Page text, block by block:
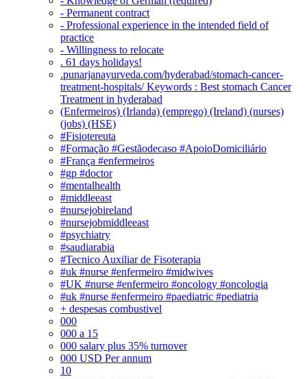
- Permanent contract
- Professional experience in the intended field of
practice
- Willingness to relocate
. 61 days holidays!
.punarjanayurveda.com/hyderabad/stomach-cancer-
treatment-hospitals/ Keywords : Best stomach Cancer
Treatment in hyderabad
(Enfermeiros) (Irlanda) (emprego) (Ireland) (nurses)
(jobs) (HSE)
#Fisiotereuta
#Formação #Gestãodecaso #ApoioDomiciliário
#França #enfermeiros
#gp #doctor
#mentalhealth
#middleeast
#nursejobireland
#nursejobmiddleeast
#psychiatry
#saudiarabia
#Tecnico Auxiliar de Fisoterapia
#uk #nurse #enfermeiro #midwives
#UK #nurse #enfermeiro #oncology #oncologia
#uk #nurse #enfermeiro #paediatric #pediatria
+ despesas combustivel
000
000 a 15
000 salary plus 35% turnover
000 USD Per annum
10